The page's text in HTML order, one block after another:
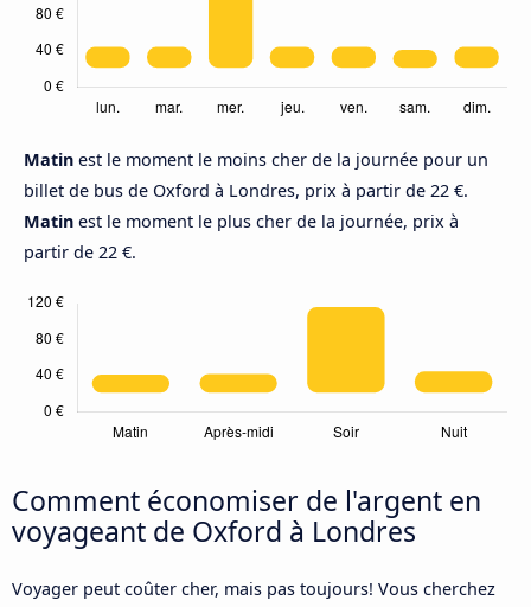
Matin est le moment le moins cher de la journée pour un
billet de bus de Oxford à Londres, prix à partir de 22 €.
Matin est le moment le plus cher de la journée, prix à
partir de 22 €.
Comment économiser de l'argent en
voyageant de Oxford à Londres
Voyager peut coûter cher, mais pas toujours! Vous cherchez